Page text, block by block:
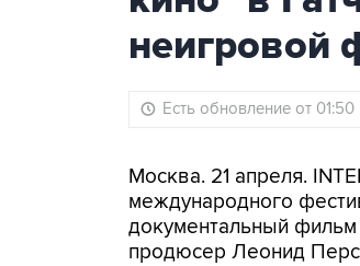
неигровой
Есть обновление от 01:50
Москва. 21 апреля.
международного
документальный
продюсер Леонид